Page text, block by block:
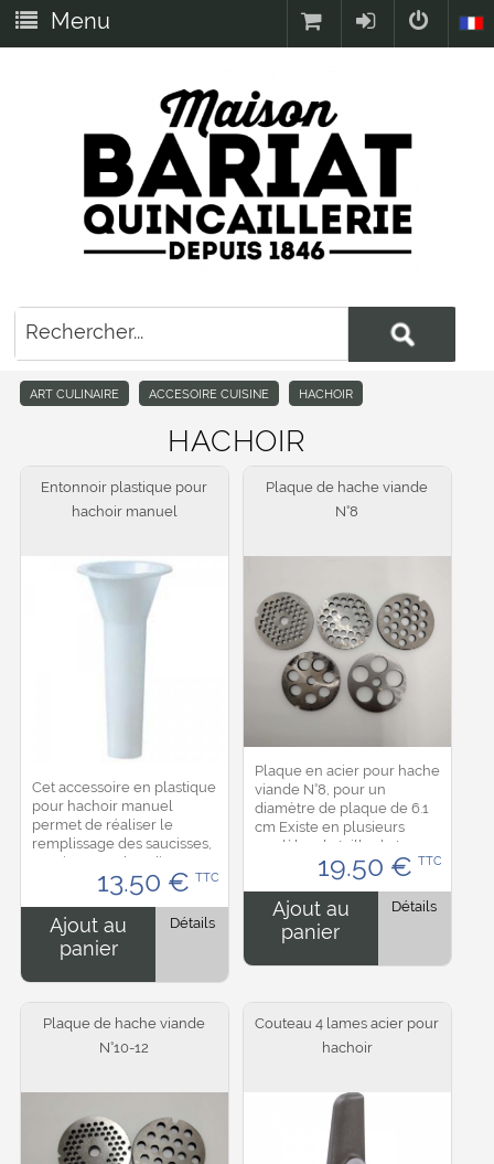
Menu
ART CULINAIRE ACCESOIRE CUISINE HACHOIR
HACHOIR
Entonnoir plastique pour
hachoir manuel
Cet accessoire en plastique
pour hachoir manuel
permet de réaliser le
remplissage des saucisses,
saucissons et boudins.
Dimension : 14 cm de
longueur, diamètre de 3 cm
en bas ...
13.50 € TTC
Ajout au
panier
Détails
Plaque de hache viande
N°8
Plaque en acier pour hache
viande N°8, pour un
diamètre de plaque de 6.1
cm Existe en plusieurs
modèles de taille de trou : -
4.5 mm - 6 mm - 7 mm - 12
mm - 18 mm...
19.50 € TTC
Ajout au
panier
Détails
Plaque de hache viande
N°10-12
Couteau 4 lames acier pour
hachoir